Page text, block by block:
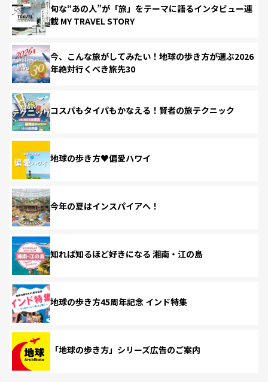
旬な“あの人”が「旅」をテーマに語るインタビュー連
載 MY TRAVEL STORY
今、こんな旅がしてみたい！地球の歩き方が選ぶ2026
年絶対行くべき旅先30
コスパもタイパもかなえる！賢者の旅テクニック
地球の歩き方♥偏愛ハワイ
今年の夏はインスパイアへ！
知れば知るほど好きになる 湘南・江の島
地球の歩き方45周年記念 インド特集
「地球の歩き方」シリーズ広告のご案内